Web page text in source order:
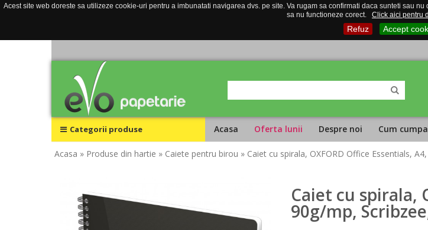
Acest site web doreste sa utilizeze cookie-uri pentru a imbunatati navigarea dvs. pe site. Va rugam sa confirmati daca sunteti sau
sa nu functioneze corect.
Click aici pentru
Refuz Accept
Categorii produse Acasa Oferta lunii Despre noi Cum
Acasa » Produse din hartie » Caiete pentru birou » Caiet cu spirala, OXFORD Office Essentials,
Caiet cu spirala,
90g/mp,